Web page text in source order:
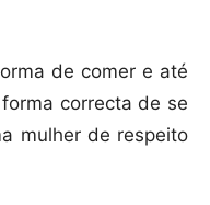
de comer e até
correcta de se
mulher de respeito